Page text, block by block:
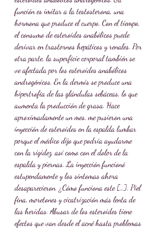
función es imitar a la testosterona, una
hormona que produce el cuerpo. Con el tiempo,
el consumo de esteroides anabólicos puede
derivar en trastornos hepáticos y renales. Por
otra parte, la superficie corporal también se
ve afectada por los esteroides anabólicos
androgénicos. En la dermis se produce una
hipertrofia de las glándulas sebáceas, lo que
aumenta la producción de grasa. Hace
aproximadamente un mes, me pusieron una
inyección de esteroides en la espalda lumbar
porque el médico dijo que podría ayudarme
con la rigidez, así como con el dolor de la
espalda y piernas. La inyección funcionó
estupendamente y los síntomas ahora
desaparecieron. ¿Cómo funciona este […]. Piel
fina, moretones y cicatrización más lenta de
las heridas. Abusar de los esteroides tiene
efectos que van desde el acné hasta problemas